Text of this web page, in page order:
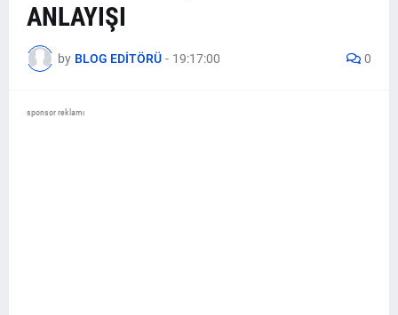
ANLAYIŞI
by BLOG EDİTÖRÜ - 19:17:00 0
sponsor reklamı